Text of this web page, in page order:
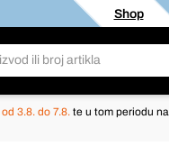
Shop
od 3.8. do 7.8. te u tom periodu